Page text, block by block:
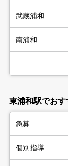
武蔵浦和
南浦和
東浦和駅でお
急募
個別指導